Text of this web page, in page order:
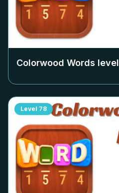
Colorwood Words level
Level 78